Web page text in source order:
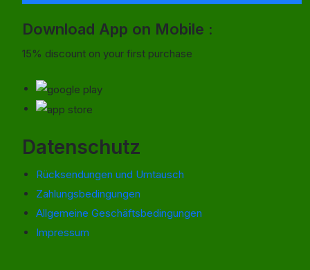
Download App on Mobile :
15% discount on your first purchase
Datenschutz
Rücksendungen und Umtausch
Zahlungsbedingungen
Allgemeine Geschäftsbedingungen
Impressum